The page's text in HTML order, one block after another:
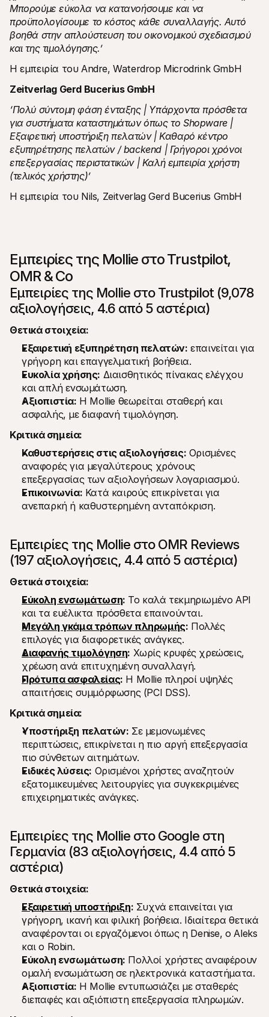
Μπορούμε εύκολα να κατανοήσουμε και να
προϋπολογίσουμε το κόστος κάθε συναλλαγής. Αυτό
βοηθά στην απλούστευση του οικονομικού σχεδιασμού
και της τιμολόγησης.’
Η εμπειρία του Andre, Waterdrop Microdrink GmbH
Zeitverlag Gerd Bucerius GmbH
‘Πολύ σύντομη φάση ένταξης | Υπάρχοντα πρόσθετα
για συστήματα καταστημάτων όπως το Shopware |
Εξαιρετική υποστήριξη πελατών | Καθαρό κέντρο
εξυπηρέτησης πελατών / backend | Γρήγοροι χρόνοι
επεξεργασίας περιστατικών | Καλή εμπειρία χρήστη
(τελικός χρήστης)’
Η εμπειρία του Nils, Zeitverlag Gerd Bucerius GmbH
Εμπειρίες της Mollie στο Trustpilot,
OMR & Co
Εμπειρίες της Mollie στο Trustpilot (9,078
αξιολογήσεις, 4.6 από 5 αστέρια)
Θετικά στοιχεία:
Εξαιρετική εξυπηρέτηση πελατών: επαινείται για
γρήγορη και επαγγελματική βοήθεια.
Ευκολία χρήσης: Διαισθητικός πίνακας ελέγχου
και απλή ενσωμάτωση.
Αξιοπιστία: Η Mollie θεωρείται σταθερή και
ασφαλής, με διαφανή τιμολόγηση.
Κριτικά σημεία:
Καθυστερήσεις στις αξιολογήσεις: Ορισμένες
αναφορές για μεγαλύτερους χρόνους
επεξεργασίας των αξιολογήσεων λογαριασμού.
Επικοινωνία: Κατά καιρούς επικρίνεται για
ανεπαρκή ή καθυστερημένη ανταπόκριση.
Εμπειρίες της Mollie στο OMR Reviews
(197 αξιολογήσεις, 4.4 από 5 αστέρια)
Θετικά στοιχεία:
Εύκολη ενσωμάτωση: Το καλά τεκμηριωμένο API
και τα ευέλικτα πρόσθετα επαινούνται.
Μεγάλη γκάμα τρόπων πληρωμής: Πολλές
επιλογές για διαφορετικές ανάγκες.
Διαφανής τιμολόγηση: Χωρίς κρυφές χρεώσεις,
χρέωση ανά επιτυχημένη συναλλαγή.
Πρότυπα ασφαλείας: Η Mollie πληροί υψηλές
απαιτήσεις συμμόρφωσης (PCI DSS).
Κριτικά σημεία:
Υποστήριξη πελατών: Σε μεμονωμένες
περιπτώσεις, επικρίνεται η πιο αργή επεξεργασία
πιο σύνθετων αιτημάτων.
Ειδικές λύσεις: Ορισμένοι χρήστες αναζητούν
εξατομικευμένες λειτουργίες για συγκεκριμένες
επιχειρηματικές ανάγκες.
Εμπειρίες της Mollie στο Google στη
Γερμανία (83 αξιολογήσεις, 4.4 από 5
αστέρια)
Θετικά στοιχεία:
Εξαιρετική υποστήριξη: Συχνά επαινείται για
γρήγορη, ικανή και φιλική βοήθεια. Ιδιαίτερα θετικά
αναφέρονται οι εργαζόμενοι όπως η Denise, ο Aleks
και ο Robin.
Εύκολη ενσωμάτωση: Πολλοί χρήστες αναφέρουν
ομαλή ενσωμάτωση σε ηλεκτρονικά καταστήματα.
Αξιοπιστία: Η Mollie εντυπωσιάζει με σταθερές
διεπαφές και αξιόπιστη επεξεργασία πληρωμών.